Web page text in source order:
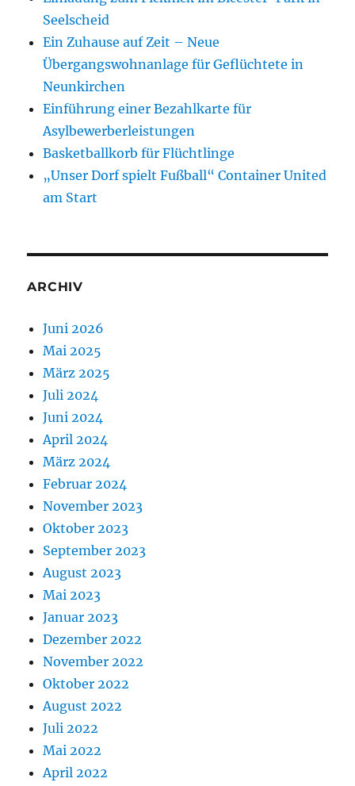
Seelscheid
Ein Zuhause auf Zeit – Neue
Übergangswohnanlage für Geflüchtete in
Neunkirchen
Einführung einer Bezahlkarte für
Asylbewerberleistungen
Basketballkorb für Flüchtlinge
„Unser Dorf spielt Fußball“ Container United
am Start
ARCHIV
Juni 2026
Mai 2025
März 2025
Juli 2024
Juni 2024
April 2024
März 2024
Februar 2024
November 2023
Oktober 2023
September 2023
August 2023
Mai 2023
Januar 2023
Dezember 2022
November 2022
Oktober 2022
August 2022
Juli 2022
Mai 2022
April 2022